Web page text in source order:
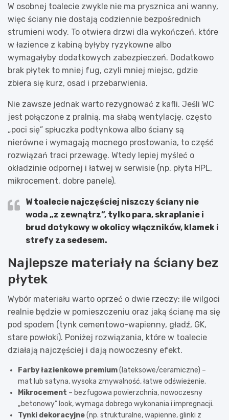
W osobnej toalecie zwykle nie ma prysznica ani wanny,
więc ściany nie dostają codziennie bezpośrednich
strumieni wody. To otwiera drzwi dla wykończeń, które
w łazience z kabiną byłyby ryzykowne albo
wymagałyby dodatkowych zabezpieczeń. Dodatkowo
brak płytek to mniej fug, czyli mniej miejsc, gdzie
zbiera się kurz, osad i przebarwienia.
Nie zawsze jednak warto rezygnować z kafli. Jeśli WC
jest połączone z pralnią, ma słabą wentylację, często
„poci się” spłuczka podtynkowa albo ściany są
nierówne i wymagają mocnego prostowania, to część
rozwiązań traci przewagę. Wtedy lepiej myśleć o
okładzinie odpornej i łatwej w serwisie (np. płyta HPL,
mikrocement, dobre panele).
W toalecie najczęściej niszczy ściany nie
woda „z zewnątrz”, tylko para, skraplanie i
brud dotykowyw okolicy włączników, klamek i
strefy za sedesem.
Najlepsze materiały na ściany bez
płytek
Wybór materiału warto oprzeć o dwie rzeczy: ile wilgoci
realnie będzie w pomieszczeniu oraz jaką ścianę ma się
pod spodem (tynk cementowo-wapienny, gładź, GK,
stare powłoki). Poniżej rozwiązania, które w toalecie
działają najczęściej i dają nowoczesny efekt.
Farby łazienkowe premium(lateksowe/ceramiczne) –
mat lub satyna, wysoka zmywalność, łatwe odświeżenie.
Mikrocement – bezfugowa powierzchnia, nowoczesny
„betonowy” look, wymaga dobrego wykonania i impregnacji.
Tynki dekoracyjne(np. strukturalne, wapienne, glinki z